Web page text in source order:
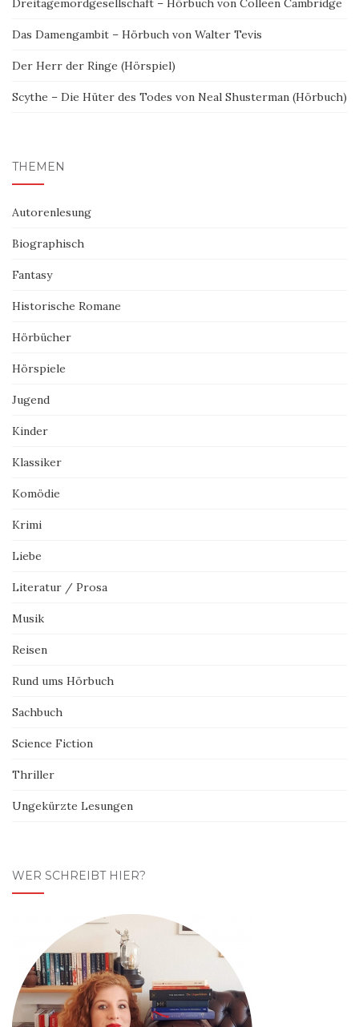
Dreitagemordgesellschaft – Hörbuch von Colleen Cambridge
Das Damengambit – Hörbuch von Walter Tevis
Der Herr der Ringe (Hörspiel)
Scythe – Die Hüter des Todes von Neal Shusterman (Hörbuch)
THEMEN
Autorenlesung
Biographisch
Fantasy
Historische Romane
Hörbücher
Hörspiele
Jugend
Kinder
Klassiker
Komödie
Krimi
Liebe
Literatur / Prosa
Musik
Reisen
Rund ums Hörbuch
Sachbuch
Science Fiction
Thriller
Ungekürzte Lesungen
WER SCHREIBT HIER?